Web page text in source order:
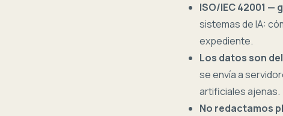
ISO/IEC 42001
sistemas de IA:
expediente.
Los datos son
se envía a
artificiales ajenas.
No redactamos